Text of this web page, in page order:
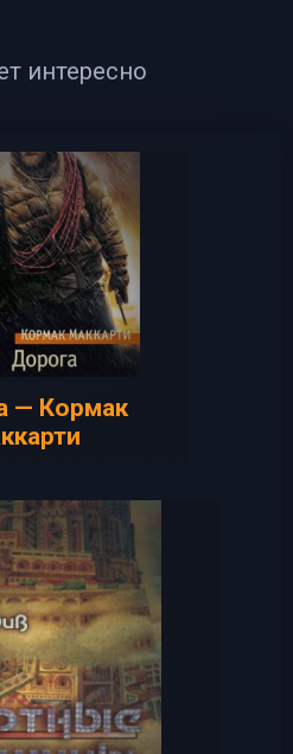
интересно
— Кормак